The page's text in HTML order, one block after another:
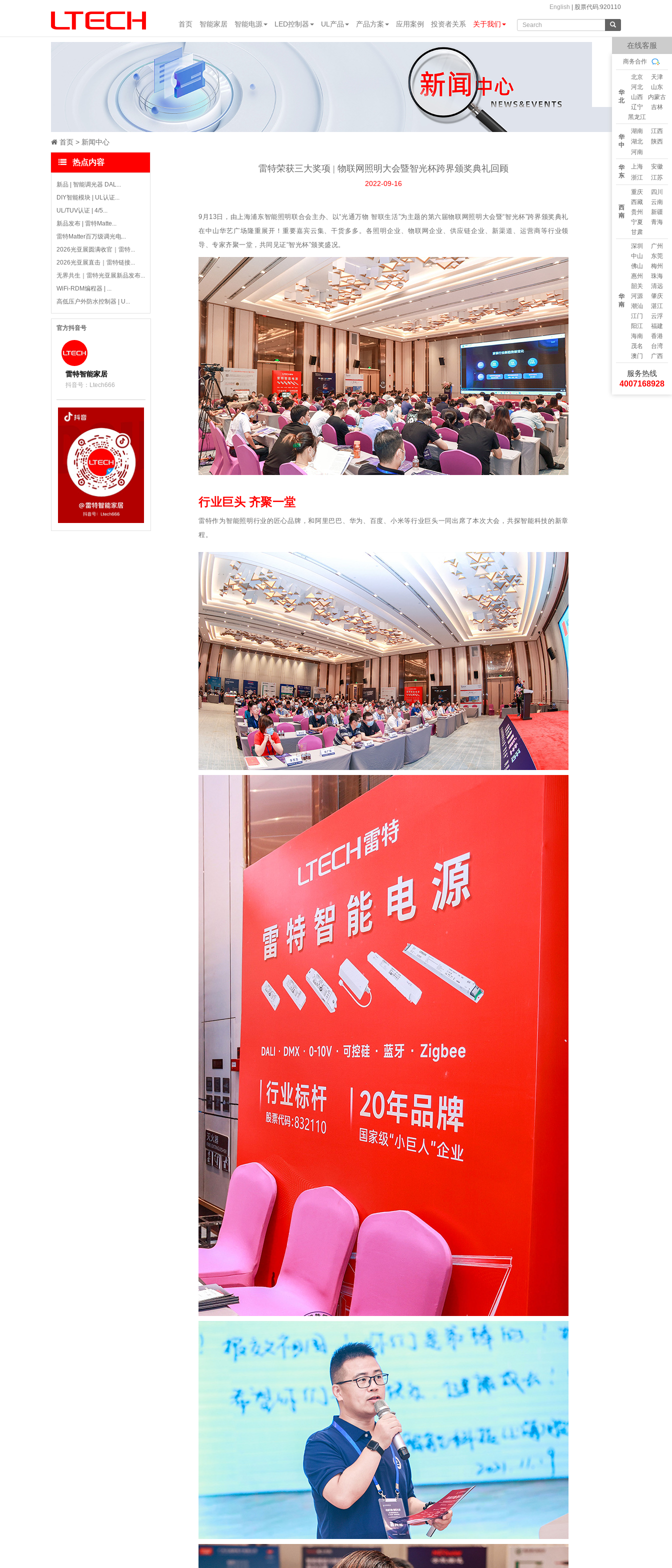
English 股票代码:920110
首页 智能家居 智能电源 LED控制器 UL产品 产品方案 应用案例 投资者关系 关于我们
首页 新闻中心
热点内容
新品 | 智能调光器 DAL...
DIY智能模块 | UL认证...
UL/TUV认证 | 4/5...
新品发布 | 雷特Matte...
雷特Matter百万级调光电...
2026光亚展圆满收官｜雷特...
2026光亚展直击｜雷特链接...
无界共生｜雷特光亚展新品发布...
WiFi-RDM编程器 | ...
高低压户外防水控制器 | U...
官方抖音号
雷特智能家居
抖音号：Ltech666
雷特荣获三大奖项 | 物联网照明大会暨智光杯跨界颁奖典礼回顾
2022-09-16
9月13日，由上海浦东智能照明联合会主办、以“光通万物 智联生活”为主题的第六届物联网照明大会暨“智光杯”跨界颁奖典礼
在中山华艺广场隆重展开！重要嘉宾云集、干货多多。各照明企业、物联网企业、供应链企业、新渠道、运营商等行业领
导、专家齐聚一堂，共同见证“智光杯”颁奖盛况。
行业巨头 齐聚一堂
雷特作为智能照明行业的匠心品牌，和阿里巴巴、华为、百度、小米等行业巨头一同出席了本次大会，共探智能科技的新章
程。
在线客服
商务合作
华
北
北京
河北
山西
辽宁
黑龙江
天津
山东
内蒙古
吉林
华
中
湖南
湖北
河南
江西
陕西
华
东
上海
浙江
安徽
江苏
西
南
重庆
西藏
贵州
宁夏
甘肃
四川
云南
新疆
青海
华
南
深圳
中山
佛山
惠州
韶关
河源
潮汕
江门
阳江
海南
茂名
澳门
广州
东莞
梅州
珠海
清远
肇庆
湛江
云浮
福建
香港
台湾
广西
服务热线
4007168928